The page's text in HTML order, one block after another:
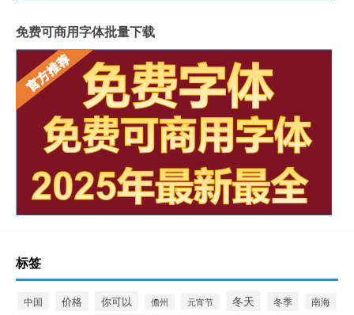
免费可商用字体批量下载
标签
中国 价格 你可以 儋州 元宵节 冬天 冬季 南海